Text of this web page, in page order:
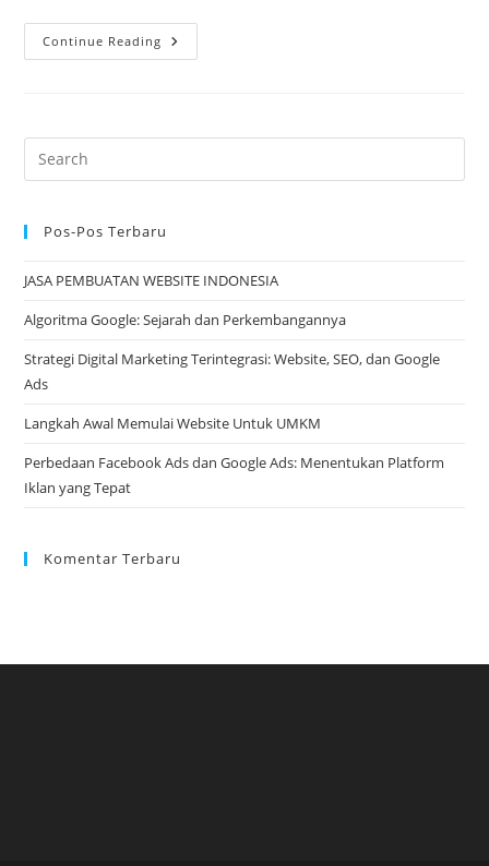
Continue Reading Apa
Itu
Google
Este
Pos-Pos Terbaru
JASA PEMBUATAN WEBSITE INDONESIA
Algoritma Google: Sejarah dan Perkembangannya
Strategi Digital Marketing Terintegrasi: Website, SEO, dan Google
Ads
Langkah Awal Memulai Website Untuk UMKM
Perbedaan Facebook Ads dan Google Ads: Menentukan Platform
Iklan yang Tepat
Komentar Terbaru